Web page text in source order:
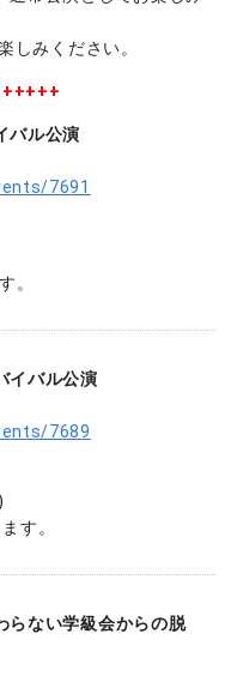
しみください。
+++++
バル公演
7691
。
イバル公演
7689
す。
らない学級会からの脱